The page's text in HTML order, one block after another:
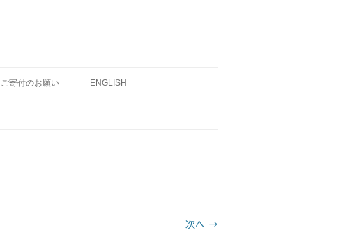
ご寄付のお願い ENGLISH
次へ →